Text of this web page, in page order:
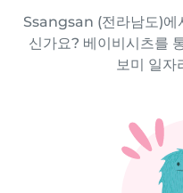
Ssangsan (전라남도)에
신가요? 베이비시츠를
보미 일자